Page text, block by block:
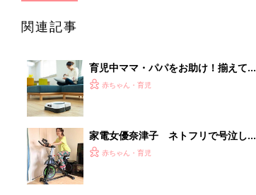
関連記事
育児中ママ・パパをお助け！揃えてお
きたい家電5選
赤ちゃん・育児
家電女優奈津子 ネトフリで号泣しな
がら家電でエクササイズが驚くほどラ
赤ちゃん・育児